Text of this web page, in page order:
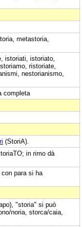
metastoria,
istoriati, istoriato,
ristoriate,
nestorianismo,
completa
(StoriA).
in rimo dà
para si ha
"storia" si può
noria, storca/caia,